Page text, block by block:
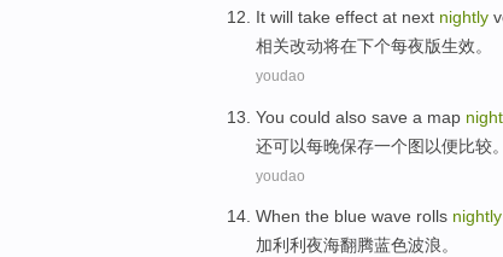
It will take effect at next nightly
相关改动将在下个每夜版生效。
youdao
You could also save a map
还可以每晚保存一个图以便比较。
youdao
When the blue wave rolls nightly
加利 利 夜海翻腾蓝色波浪。